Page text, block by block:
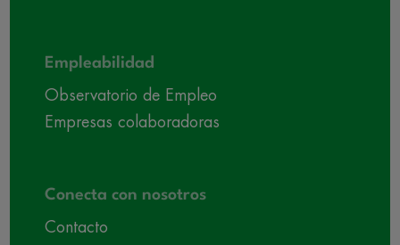
Empleabilidad
Observatorio de Empleo
Empresas colaboradoras
Conecta con nosotros
Contacto